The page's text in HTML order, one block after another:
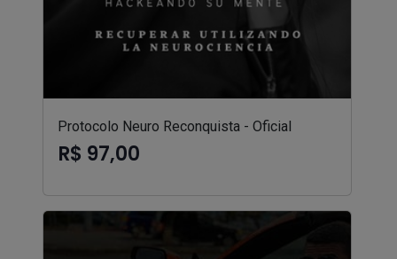
Protocolo Neuro Reconquista - Oficial
R$ 97,00